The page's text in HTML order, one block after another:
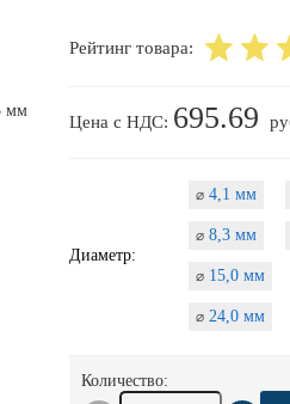
Рейтинг товара:
Цена с НДС: 695.69
Диаметр:
⌀4,1 мм
⌀8,3 мм
⌀15,0 мм
⌀24,0 мм
Количество: